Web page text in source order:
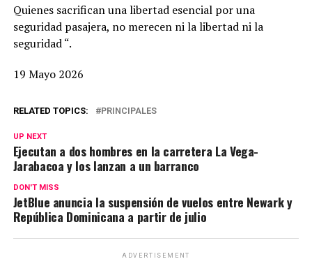
Quienes sacrifican una libertad esencial por una
seguridad pasajera, no merecen ni la libertad ni la
seguridad “.
19 Mayo 2026
RELATED TOPICS: PRINCIPALES
UP NEXT
Ejecutan a dos hombres en la carretera La Vega-
Jarabacoa y los lanzan a un barranco
DON'T MISS
JetBlue anuncia la suspensión de vuelos entre Newark y
República Dominicana a partir de julio
ADVERTISEMENT